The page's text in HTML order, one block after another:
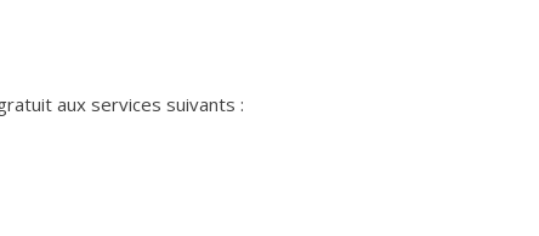
aux services suivants :